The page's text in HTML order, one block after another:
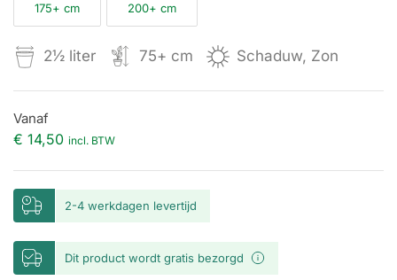
175+ cm 200+ cm
2½ liter 75+ cm Schaduw, Zon
Vanaf
€ 14,50 incl. BTW
2-4 werkdagen levertijd
Dit product wordt gratis bezorgd